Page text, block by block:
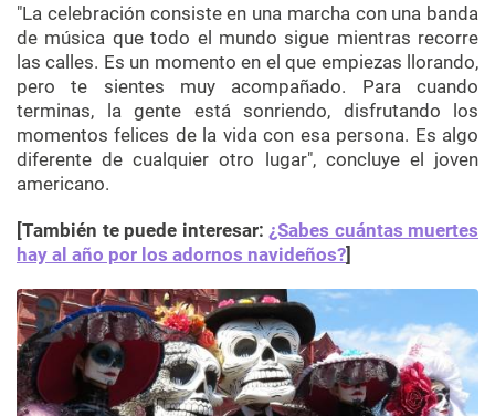
"La celebración consiste en una marcha con una banda
de música que todo el mundo sigue mientras recorre
las calles. Es un momento en el que empiezas llorando,
pero te sientes muy acompañado. Para cuando
terminas, la gente está sonriendo, disfrutando los
momentos felices de la vida con esa persona. Es algo
diferente de cualquier otro lugar", concluye el joven
americano.
[También te puede interesar: ¿Sabes cuántas muertes
hay al año por los adornos navideños?]​​​​​​​